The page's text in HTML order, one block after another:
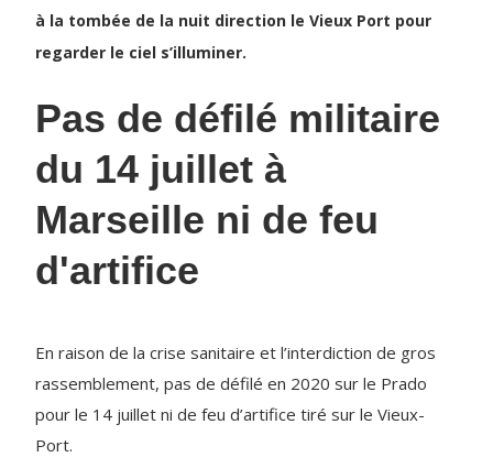
à la tombée de la nuit direction le Vieux Port pour
regarder le ciel s’illuminer.
Pas de défilé militaire
du 14 juillet à
Marseille ni de feu
d'artifice
En raison de la crise sanitaire et l’interdiction de gros
rassemblement, pas de défilé en 2020 sur le Prado
pour le 14 juillet ni de feu d’artifice tiré sur le Vieux-
Port.